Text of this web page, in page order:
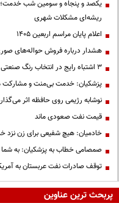
یکصد و پنجاه و سومین شب خدمت؛
ریشه‌ای مشکلات شهری
اعلام پایان مراسم اربعین ۱۴۰۵
هشدار درباره فروش حواله‌های
3 اشتباه رایج در انتخاب رنگ صنعتی که هزینه‌اش را سال‌ها می‌پردازید...
پزشکیان: خدمت بی‌منت و مشارکت
نوشابه رژیمی روی حافظه اثر
قیمت نفت صعودی ماند
خادمیان: هیچ شفیعی برای زن نزد
صمصامی خطاب به پزشکیان: به شما
توقف صادرات نفت عربستان به
پربحث ترین عناوین